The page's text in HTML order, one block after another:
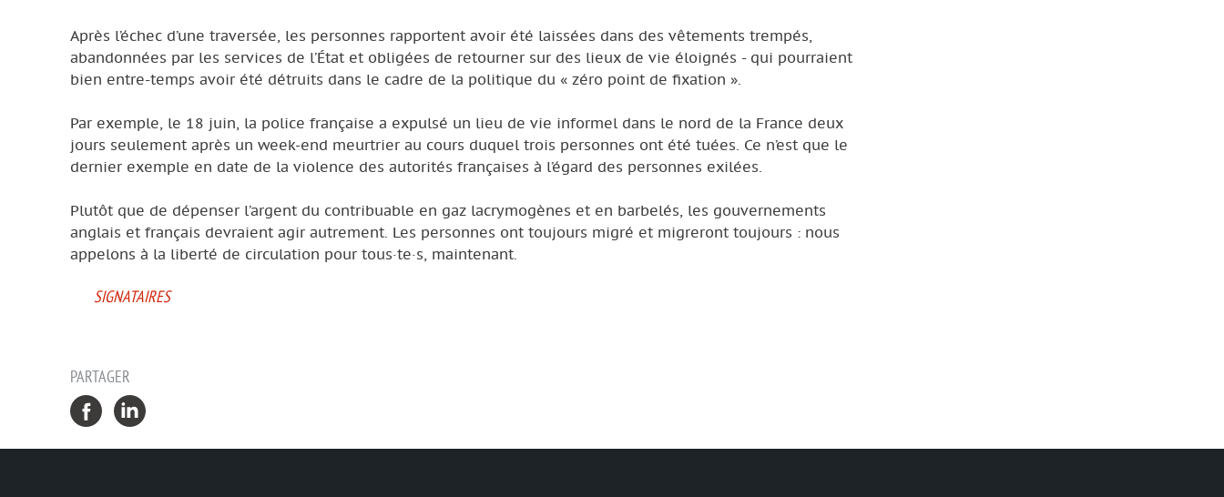
Après l’échec d’une traversée, les personnes rapportent avoir été laissées dans des vêtements trempés,
abandonnées par les services de l’État et obligées de retourner sur des lieux de vie éloignés - qui pourraient
bien entre-temps avoir été détruits dans le cadre de la politique du « zéro point de fixation ».
Par exemple, le 18 juin, la police française a expulsé un lieu de vie informel dans le nord de la France deux
jours seulement après un week-end meurtrier au cours duquel trois personnes ont été tuées. Ce n’est que le
dernier exemple en date de la violence des autorités françaises à l’égard des personnes exilées.
Plutôt que de dépenser l’argent du contribuable en gaz lacrymogènes et en barbelés, les gouvernements
anglais et français devraient agir autrement. Les personnes ont toujours migré et migreront toujours : nous
appelons à la liberté de circulation pour tous·te·s, maintenant.
SIGNATAIRES
PARTAGER